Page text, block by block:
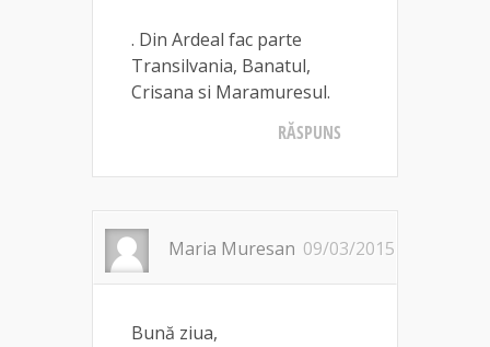
. Din Ardeal fac parte
Transilvania, Banatul,
Crisana si Maramuresul.
RĂSPUNS
Maria Muresan 09/03/2015
Bună ziua,